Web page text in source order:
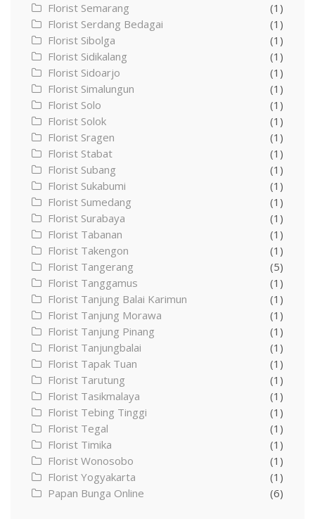
Florist Semarang
(1)
Florist Serdang Bedagai
(1)
Florist Sibolga
(1)
Florist Sidikalang
(1)
Florist Sidoarjo
(1)
Florist Simalungun
(1)
Florist Solo
(1)
Florist Solok
(1)
Florist Sragen
(1)
Florist Stabat
(1)
Florist Subang
(1)
Florist Sukabumi
(1)
Florist Sumedang
(1)
Florist Surabaya
(1)
Florist Tabanan
(1)
Florist Takengon
(1)
Florist Tangerang
(5)
Florist Tanggamus
(1)
Florist Tanjung Balai Karimun
(1)
Florist Tanjung Morawa
(1)
Florist Tanjung Pinang
(1)
Florist Tanjungbalai
(1)
Florist Tapak Tuan
(1)
Florist Tarutung
(1)
Florist Tasikmalaya
(1)
Florist Tebing Tinggi
(1)
Florist Tegal
(1)
Florist Timika
(1)
Florist Wonosobo
(1)
Florist Yogyakarta
(1)
Papan Bunga Online
(6)